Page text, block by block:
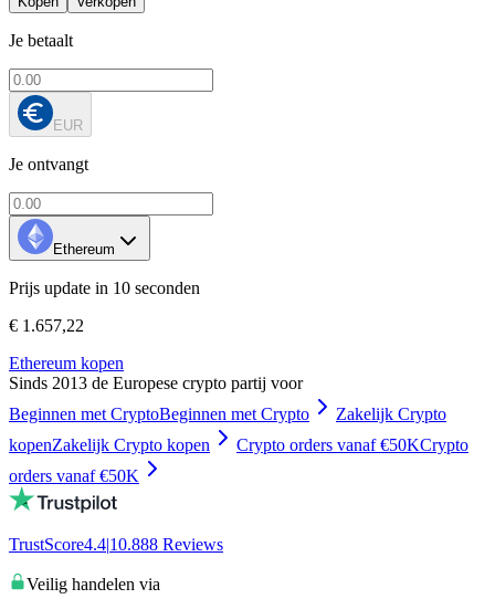
Je betaalt
EUR
Je ontvangt
Ethereum
Prijs update in 10 seconden
€ 1.657,22
Ethereum kopen
Sinds 2013 de Europese crypto partij voor
Beginnen met CryptoBeginnen met Crypto
Zakelijk Crypto
kopenZakelijk Crypto kopen Crypto orders vanaf €50KCrypto
orders vanaf €50K
TrustScore4.4|10.888 Reviews
Veilig handelen via